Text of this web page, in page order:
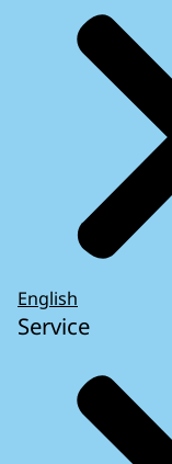
English
Service